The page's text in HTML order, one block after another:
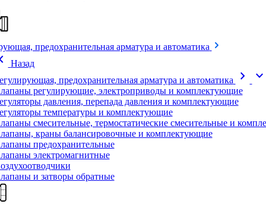
предохранительная арматура и автоматика
Назад
предохранительная арматура и автоматика
chevron_right expand_more
регулирующие, электроприводы и комплектующие
давления, перепада давления и комплектующие
температуры и комплектующие
смесительные, термостатические смесительные и
краны балансировочные и комплектующие
предохранительные
электромагнитные
и затворы обратные